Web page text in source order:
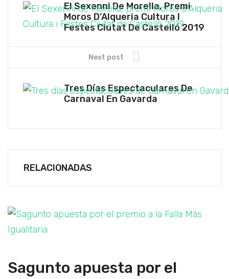
El Sexenni De Morella, Premi
Moros D’Alqueria Cultura I
Festes Ciutat De Castelló 2019
Next post
Tres Días Espectaculares De
Carnaval En Gavarda
RELACIONADAS
Sagunto apuesta por el